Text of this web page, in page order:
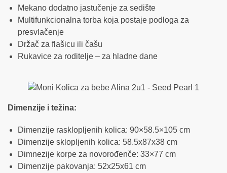
Mekano dodatno jastučenje za sedište
Multifunkcionalna torba koja postaje podloga za
presvlačenje
Držač za flašicu ili čašu
Rukavice za roditelje – za hladne dane
Dimenzije i težina:
Dimenzije rasklopljenih kolica: 90×58.5×105 cm
Dimenzije sklopljenih kolica: 58.5x87x38 cm
Dimnezije korpe za novorođenče: 33×77 cm
Dimenzije pakovanja: 52x25x61 cm